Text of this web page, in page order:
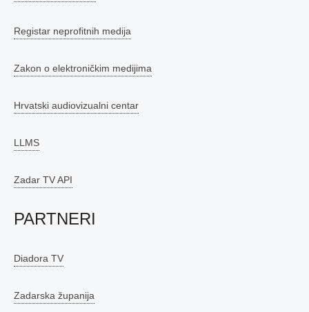
Registar neprofitnih medija
Zakon o elektroničkim medijima
Hrvatski audiovizualni centar
LLMS
Zadar TV API
PARTNERI
Diadora TV
Zadarska županija